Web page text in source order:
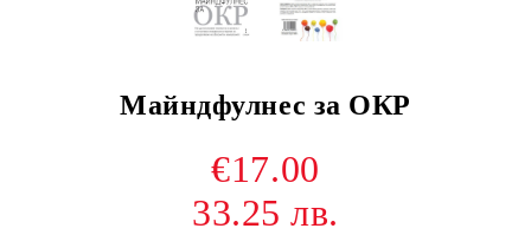
Майндфулнес за ОКР
€17.00
33.25 лв.